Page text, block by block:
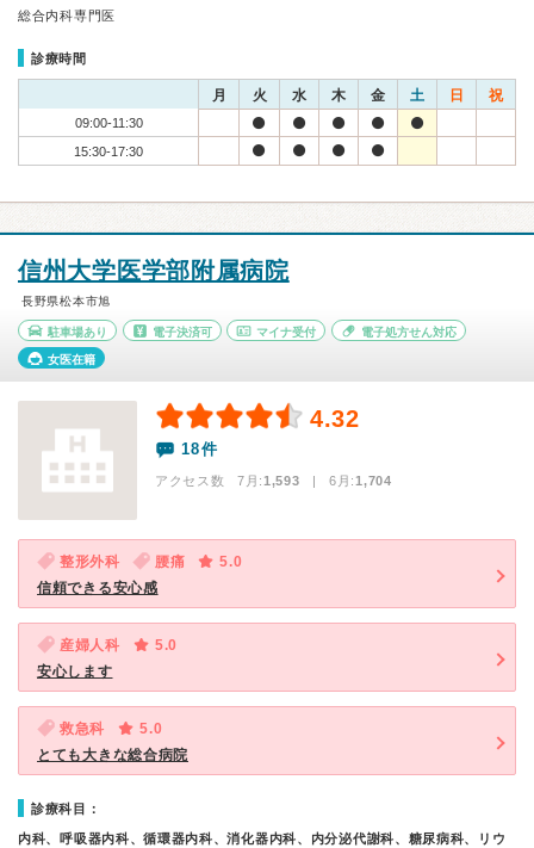
総合内科専門医
診療時間
月 火 水 木 金 土 日 祝
09:00-11:30
15:30-17:30
信州大学医学部附属病院
長野県松本市旭
駐車場あり 電子決済可 マイナ受付 電子処方せん対応
女医在籍
4.32
18件
アクセス数 7月:1,593 | 6月:1,704
整形外科 腰痛
5.0
信頼できる安心感
産婦人科
5.0
安心します
救急科
5.0
とても大きな総合病院
診療科目：
内科、呼吸器内科、循環器内科、消化器内科、内分泌代謝科、糖尿病科、リウ